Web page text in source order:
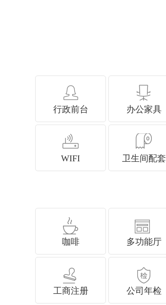
行政前台 办公家具
WIFI 卫生间配套
咖啡 多功能厅
工商注册 公司年检